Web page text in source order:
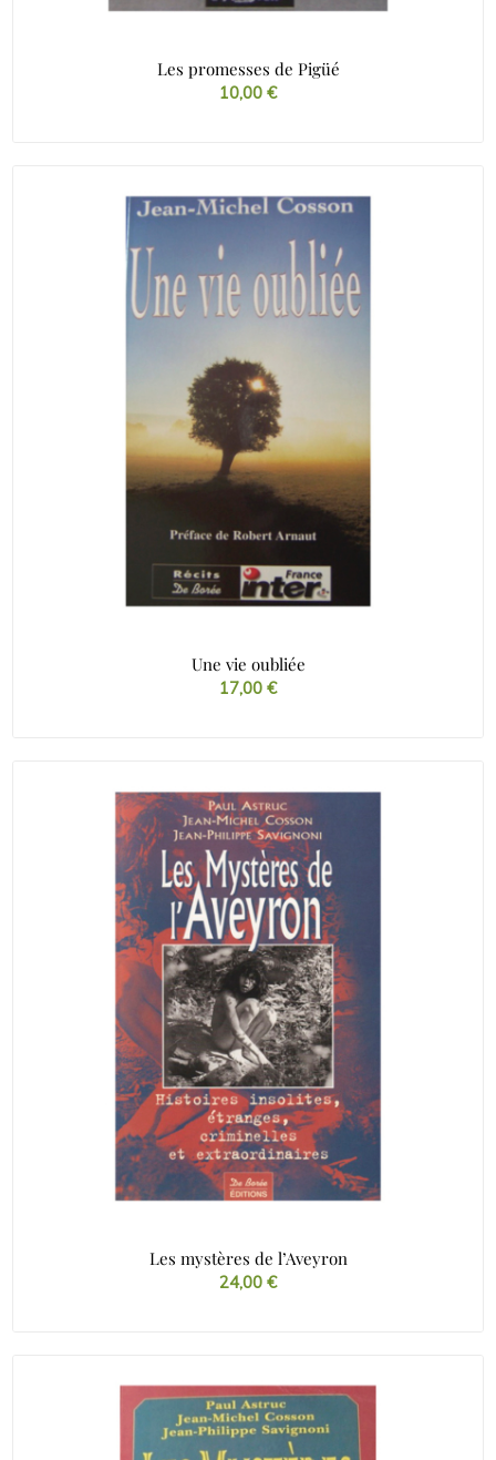
Les promesses de Pigüé
10,00 €
Une vie oubliée
17,00 €
Les mystères de l’Aveyron
24,00 €